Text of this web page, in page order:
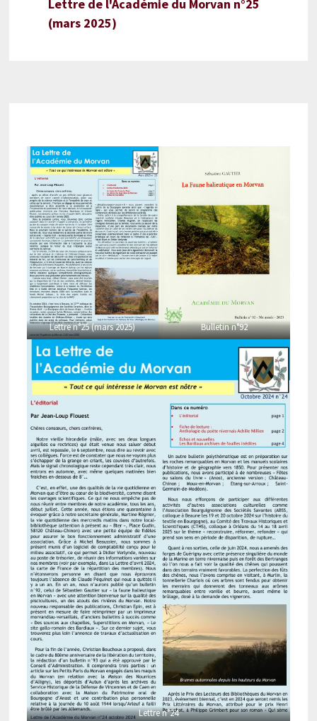
Lettre de l'Académie du Morvan n°25
(mars 2025)
Lettre n°25 (mars 2025) Bulletin n°92
Lettre n°24